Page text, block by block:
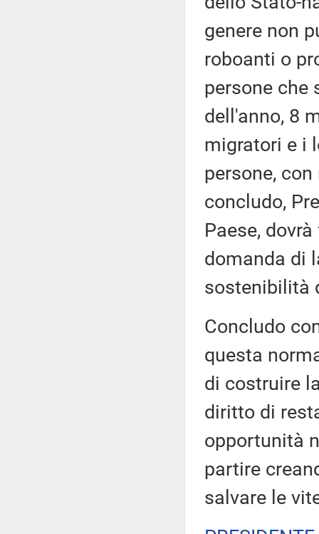
genere non
roboanti o
persone che
dell'anno, 8
migratori e i
persone,
concludo,
Paese,
domanda di
sostenibilità
Concludo
questa
di costruire
diritto di
opportunità
partire
salvare le